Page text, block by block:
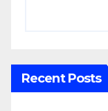
Recent Posts